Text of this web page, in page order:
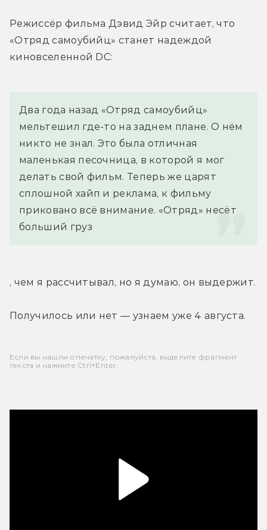
Режиссёр фильма Дэвид Эйр считает, что
«Отряд самоубийц» станет надеждой
киновселенной DC:
Два года назад «Отряд самоубийц»
мельтешил где-то на заднем плане. О нём
никто не знал. Это была отличная
маленькая песочница, в которой я мог
делать свой фильм. Теперь же царят
сплошной хайп и реклама, к фильму
приковано всё внимание. «Отряд» несёт
больший груз
, чем я рассчитывал, но я думаю, он выдержит.
Получилось или нет — узнаем уже 4 августа.
Если вы нашли опечатку, пожалуйста, выделите фрагмент
текста и нажмите Ctrl+Enter.